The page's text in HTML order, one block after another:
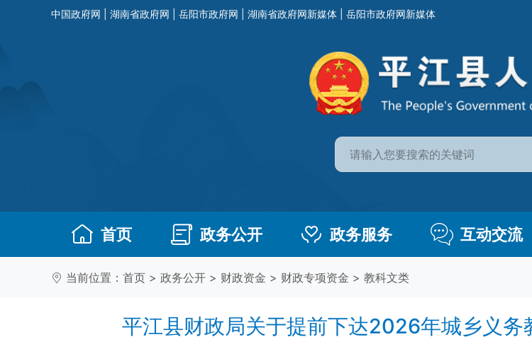
中国政府网 湖南省政府网 岳阳市政府网 湖南省政府网新媒体 岳阳市政府网新媒体
首页 政务公开 政务服务 互动交流
当前位置： 首页 > 政务公开 > 财政资金 > 财政专项资金 > 教科文类
平江县财政局关于提前下达2026年城乡义